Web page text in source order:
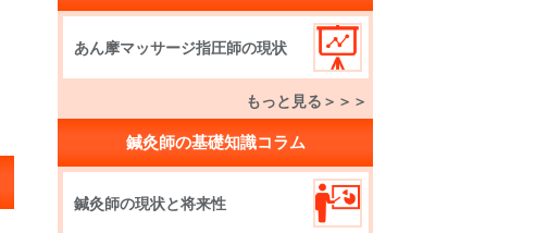
あん摩マッサージ指圧師の現状
もっと見る＞＞＞
鍼灸師の基礎知識コラム
鍼灸師の現状と将来性